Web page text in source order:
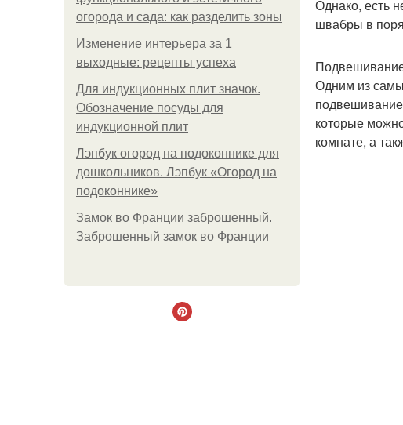
огорода и сада: как разделить зоны
Изменение интерьера за 1
выходные: рецепты успеха
Для индукционных плит значок.
Обозначение посуды для
индукционной плит
Лэпбук огород на подоконнике для
дошкольников. Лэпбук «Огород на
подоконнике»
Замок во Франции заброшенный.
Заброшенный замок во Франции
Однако, есть
швабры в
Одним из
которые
комнате, а